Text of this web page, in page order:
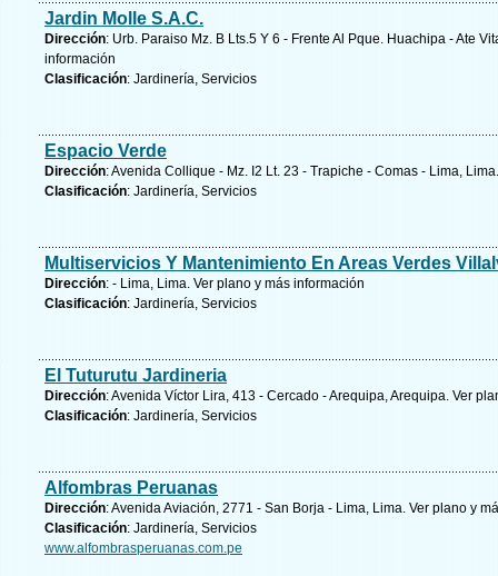
Jardin Molle S.A.C.
Dirección: Urb. Paraiso Mz. B Lts.5 Y 6 - Frente Al Pque. Huachipa - Ate
información
Clasificación: Jardinería, Servicios
Espacio Verde
Dirección: Avenida Collique - Mz. I2 Lt. 23 - Trapiche - Comas - Lima,
Clasificación: Jardinería, Servicios
Multiservicios Y Mantenimiento En Areas Verdes
Dirección: - Lima, Lima. Ver plano y más información
Clasificación: Jardinería, Servicios
El Tuturutu Jardineria
Dirección: Avenida Víctor Lira, 413 - Cercado - Arequipa, Arequipa. Ver
Clasificación: Jardinería, Servicios
Alfombras Peruanas
Dirección: Avenida Aviación, 2771 - San Borja - Lima, Lima. Ver plano y
Clasificación: Jardinería, Servicios
www.alfombrasperuanas.com.pe